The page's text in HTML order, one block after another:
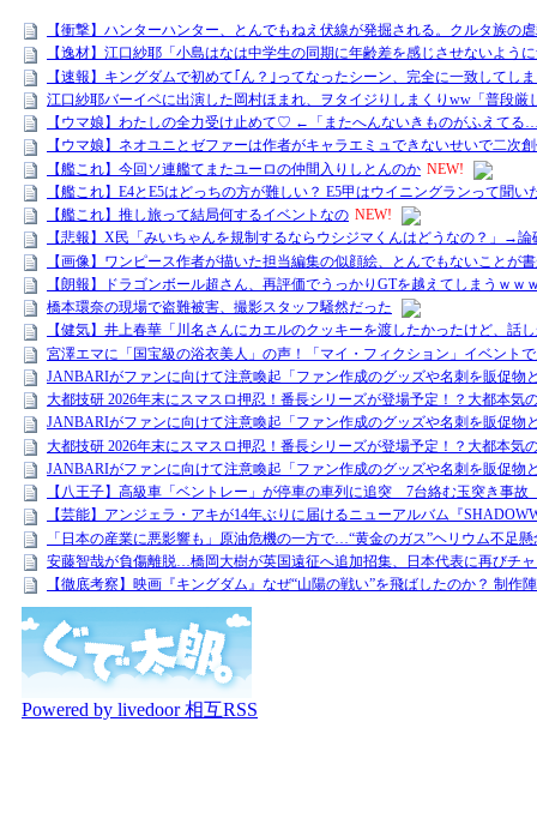
【衝撃】ハンターハンター、とんでもねえ伏線が発掘される。クルタ族の
【逸材】江口紗耶「小島はなは中学生の同期に年齢差を感じさせないよう
【速報】キングダムで初めて｢ん？｣ってなったシーン、完全に一致してし
江口紗耶バーイベに出演した岡村ほまれ、ヲタイジりしまくりww「普段厳
【ウマ娘】わたしの全力受け止めて♡ ←「またへんないきものがふえてる
【ウマ娘】ネオユニとゼファーは作者がキャラエミュできないせいで二次
【艦これ】今回ソ連艦てまたユーロの仲間入りしとんのか NEW!
【艦これ】E4とE5はどっちの方が難しい？ E5甲はウイニングランって聞い
【艦これ】推し旅って結局何するイベントなの NEW!
【悲報】X民「みいちゃんを規制するならウシジマくんはどうなの？」→
【画像】ワンピース作者が描いた担当編集の似顔絵、とんでもないことが
【朗報】ドラゴンボール超さん、再評価でうっかりGTを越えてしまうｗｗ
橋本環奈の現場で盗難被害、撮影スタッフ騒然だった
【健気】井上春華「川名さんにカエルのクッキーを渡したかったけど、話
宮澤エマに「国宝級の浴衣美人」の声！「マイ・フィクション」イベント
JANBARIがファンに向けて注意喚起「ファン作成のグッズや名刺を販促物
大都技研 2026年末にスマスロ押忍！番長シリーズが登場予定！？大都本気
JANBARIがファンに向けて注意喚起「ファン作成のグッズや名刺を販促物
大都技研 2026年末にスマスロ押忍！番長シリーズが登場予定！？大都本気
JANBARIがファンに向けて注意喚起「ファン作成のグッズや名刺を販促物
【八王子】高級車「ベントレー」が停車の車列に追突 7台絡む玉突き事
【芸能】アンジェラ・アキが14年ぶりに届けるニューアルバム『
「日本の産業に悪影響も」原油危機の一方で…“黄金のガス”ヘリウム不足懸
安藤智哉が負傷離脱…橋岡大樹が英国遠征へ追加招集、日本代表に再びチャ
【徹底考察】映画『キングダム』なぜ“山陽の戦い”を飛ばしたのか？ 制作
Powered by livedoor 相互RSS